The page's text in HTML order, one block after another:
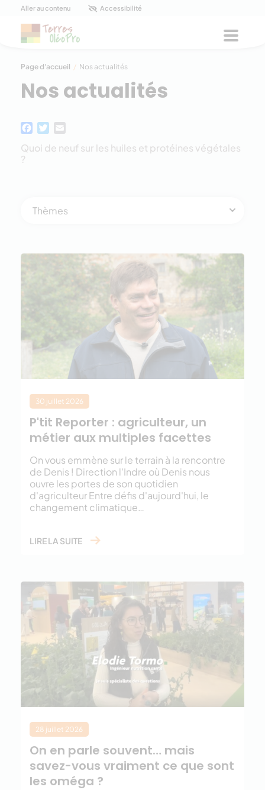
Panneau de gestion des cookies
Aller au contenu Accessibilité
Page d'accueil / Nos actualités
Nos actualités
Facebook
Twitter
Quoi de neuf sur les huiles et protéines végétales
?
Thèmes
30 juillet 2026
P'tit Reporter : agriculteur, un
métier aux multiples facettes
On vous emmène sur le terrain à la rencontre
de Denis ! Direction l'Indre où Denis nous
ouvre les portes de son quotidien
d'agriculteur Entre défis d'aujourd'hui, le
changement climatique…
LIRE LA SUITE
28 juillet 2026
On en parle souvent… mais
savez-vous vraiment ce que sont
les oméga ?